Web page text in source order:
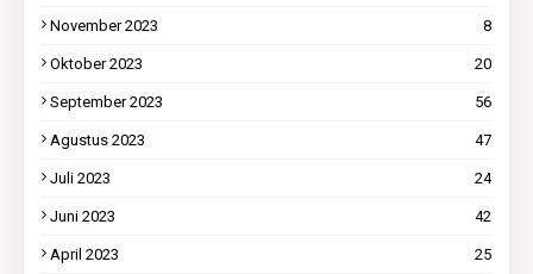
November 2023 8
Oktober 2023 20
September 2023 56
Agustus 2023 47
Juli 2023 24
Juni 2023 42
April 2023 25